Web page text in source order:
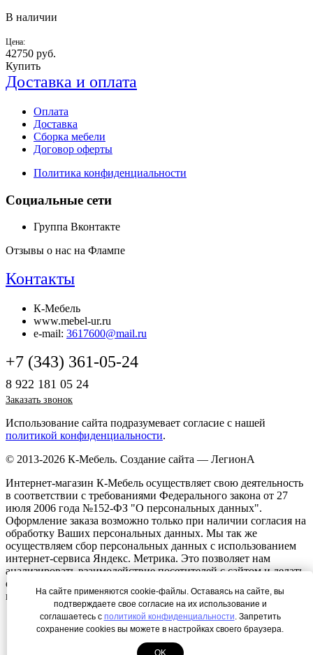
В наличии
Цена:
42750 руб.
Купить
Доставка и оплата
Оплата
Доставка
Сборка мебели
Договор оферты
Политика конфиденциальности
Социальные сети
Группа Вконтакте
Отзывы о нас на Флампе
Контакты
К-Мебель
www.mebel-ur.ru
e-mail: 3617600@mail.ru
+7 (343) 361-05-24
8 922 181 05 24
Заказать звонок
На сайте применяются cookie-файлы. Оставаясь на сайте, вы
подтверждаете свое согласие на их использование и
соглашаетесь с политикой конфиденциальности. Запретить
сохранение cookies вы можете в настройках своего браузера.
OK
Использование сайта подразумевает согласие с нашей
политикой конфиденциальности.
© 2013-2026 К-Мебель. Создание сайта — ЛегионА
Интернет-магазин К-Мебель осуществляет свою деятельность
в соответствии с требованиями Федерального закона от 27
июля 2006 года №152-ФЗ "О персональных данных".
Оформление заказа возможно только при наличии согласия на
обработку Ваших персональных данных. Мы так же
осуществляем сбор персональных данных с использованием
интернет-сервиса Яндекс. Метрика. Это позволяет нам
анализировать взаимодействие посетителей с сайтом и делать
его лучше. Продолжая пользоваться сайтом, вы соглашаетесь с
использованием сбора данных.